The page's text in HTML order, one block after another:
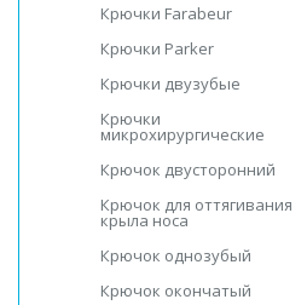
Крючки Farabeur
Крючки Parker
Крючки двузубые
Крючки
микрохирургические
Крючок двусторонний
Крючок для оттягивания
крыла носа
Крючок однозубый
Крючок окончатый